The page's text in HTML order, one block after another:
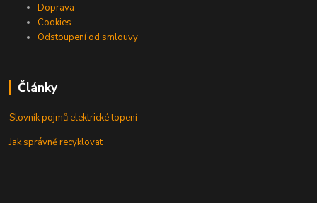
Doprava
Cookies
Odstoupení od smlouvy
Články
Slovník pojmů elektrické topení
Jak správně recyklovat